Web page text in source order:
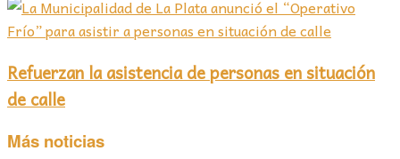
Refuerzan la asistencia de personas en situación
de calle
Más noticias